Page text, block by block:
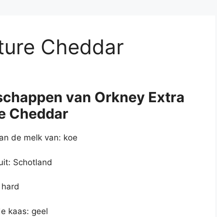
Cheddar
van Orkney Extra
Cheddar
de melk van: koe
Schotland
kaas: geel